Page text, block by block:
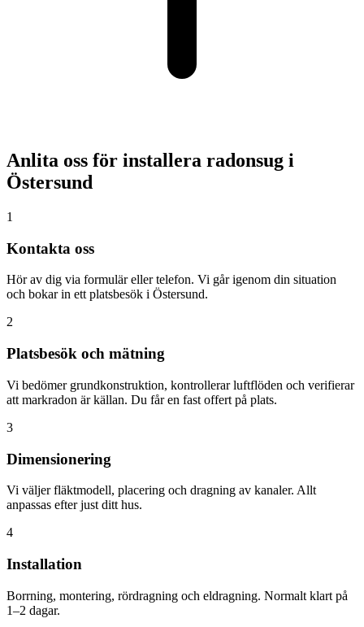
Anlita oss för installera radonsug i
Östersund
1
Kontakta oss
Hör av dig via formulär eller telefon. Vi går igenom din situation
och bokar in ett platsbesök i Östersund.
2
Platsbesök och mätning
Vi bedömer grundkonstruktion, kontrollerar luftflöden och verifierar
att markradon är källan. Du får en fast offert på plats.
3
Dimensionering
Vi väljer fläktmodell, placering och dragning av kanaler. Allt
anpassas efter just ditt hus.
4
Installation
Borrning, montering, rördragning och eldragning. Normalt klart på
1–2 dagar.